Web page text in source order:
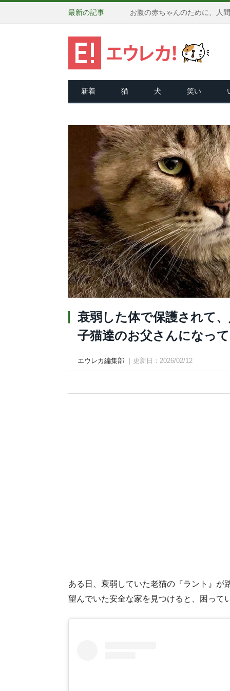
最新の記事
新着 猫 犬 笑い
衰弱した体で保護されて
子猫達のお父さんになっ
エウレカ編集部 ｜更新日：2026/02/12
ある日、衰弱していた老猫の『ラント』が
望んでいた安全な家を見つけると、困って